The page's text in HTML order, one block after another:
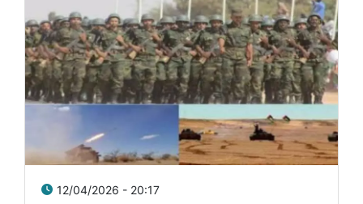
12/04/2026 - 20:17